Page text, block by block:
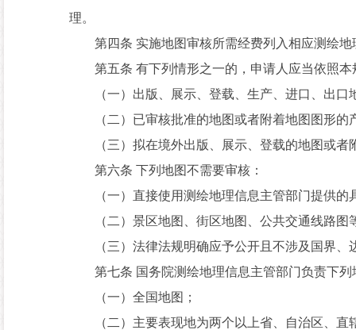
理。
第四条 实施地图审核所需经费列入相应测绘地
第五条 有下列情形之一的，申请人应当依照本
（一）出版、展示、登载、生产、进口、出口
（二）已审核批准的地图或者附着地图图形的
（三）拟在境外出版、展示、登载的地图或者
第六条 下列地图不需要审核：
（一）直接使用测绘地理信息主管部门提供的
（二）景区地图、街区地图、公共交通线路图
（三）法律法规明确应予公开且不涉及国界、
第七条 国务院测绘地理信息主管部门负责下列
（一）全国地图；
（二）主要表现地为两个以上省、自治区、直